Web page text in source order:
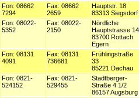
Fon: 08662
7294
Fax: 08662
2659
Hauptstr. 18
83313 Siegsdorf
Fon: 08022-
5352
Fax: 08022-
2150
Nördliche
Hauptstrasse 14
83700 Rottach
Egern
Fon: 08131
4091
Fax: 08131
736681
Frühlingstraße
33
85221 Dachau
Fon: 0821-
524152
Fax: 0821-
529455
Stadtberger-
Straße 4 1/2
86157 Augsburg